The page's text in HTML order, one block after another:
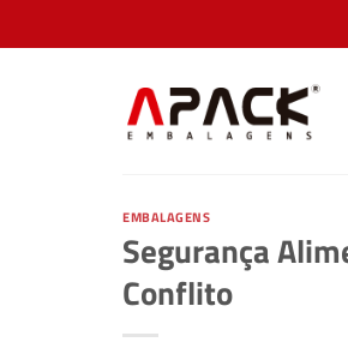
to
EMBALAGENS
Segurança
Conflito